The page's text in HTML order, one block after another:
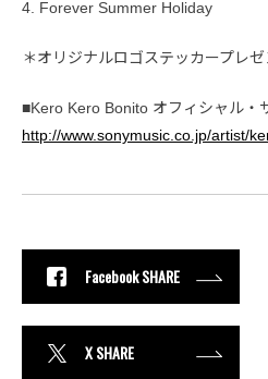
4. Forever Summer Holiday
＊オリジナルロゴステッカープレゼ
■Kero Kero Bonito オフィシャル・
http://www.sonymusic.co.jp/artist/
Facebook SHARE
X SHARE